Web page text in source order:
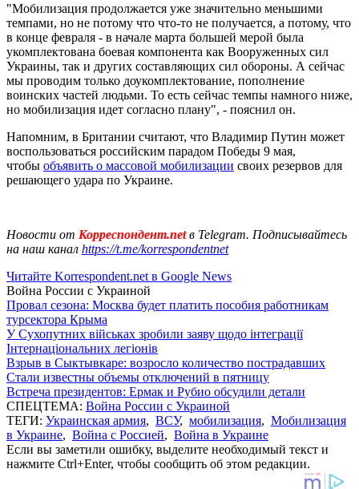
"Мобилизация продолжается уже значительно меньшими
темпами, но не потому что что-то не получается, а потому, что
в конце февраля - в начале марта большей мерой была
укомплектована боевая компонента как Вооруженных сил
Украины, так и других составляющих сил обороны. А сейчас
мы проводим только доукомплектование, пополнение
воинских частей людьми. То есть сейчас темпы намного ниже,
но мобилизация идет согласно плану", - пояснил он.
Напомним, в Британии считают, что Владимир Путин может
воспользоваться российским парадом Победы 9 мая,
чтобы объявить о массовой мобилизации своих резервов для
решающего удара по Украине.
Новости от Корреспондент.netв Telegram. Подписывайтесь
на наш канал https://t.me/korrespondentnet
Читайте Korrespondent.net в Google News
Война России с Украиной
Провал сезона: Москва будет платить пособия работникам
турсектора Крыма
У Сухопутних військах зробили заяву щодо інтеграції
Інтернаціональних легіонів
Взрыв в Сыктывкаре: возросло количество пострадавших
Стали известны объемы отключений в пятницу
Встреча президентов: Ермак и Рубио обсудили детали
СПЕЦТЕМА: Война России с Украиной
ТЕГИ: Украинская армия, ВСУ, мобилизация, Мобилизация
в Украине, Война с Россией, Война в Украине
Если вы заметили ошибку, выделите необходимый текст и
нажмите Ctrl+Enter, чтобы сообщить об этом редакции.